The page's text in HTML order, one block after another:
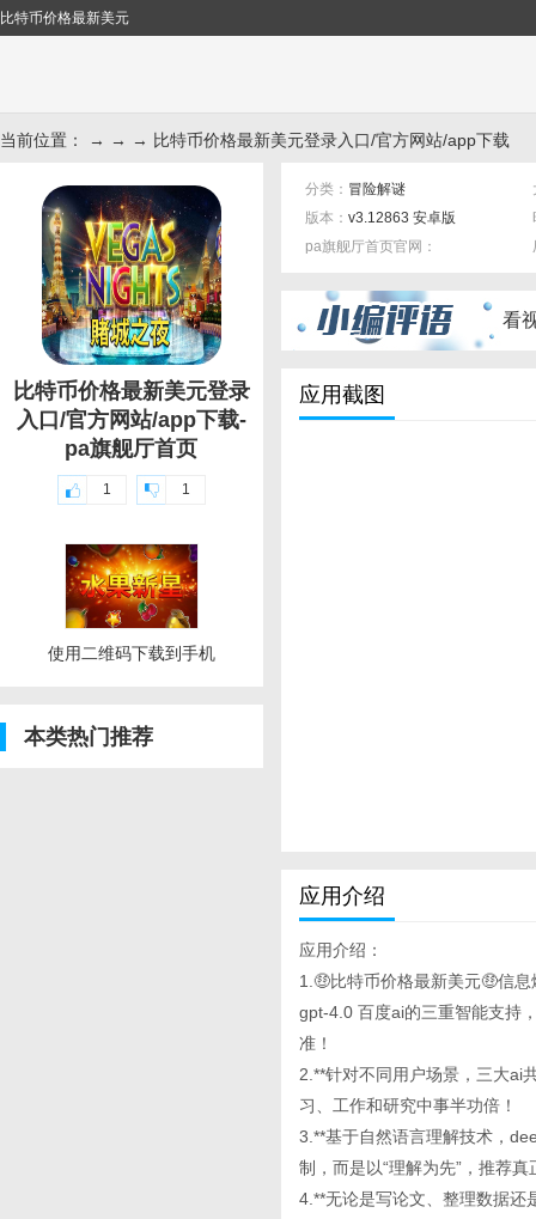
比特币价格最新美元
当前位置： → → → 比特币价格最新美元登录入口/官方网站/app下载
比特币价格最新美元登录
入口/官方网站/app下载-
pa旗舰厅首页
1 1
使用二维码下载到手机
本类热门推荐
分类： 冒险解谜
版本： v3.12863 安卓版
pa旗舰厅首页官网：
看
应用截图
应用介绍
应用介绍：
1.🤑比特币价格最新美元🤑信
gpt-4.0 百度ai的三重智能支持
准！
2.**针对不同用户场景，三大ai
习、工作和研究中事半功倍！
3.**基于自然语言理解技术，
制，而是以“理解为先”，推荐
4.**无论是写论文、整理数据